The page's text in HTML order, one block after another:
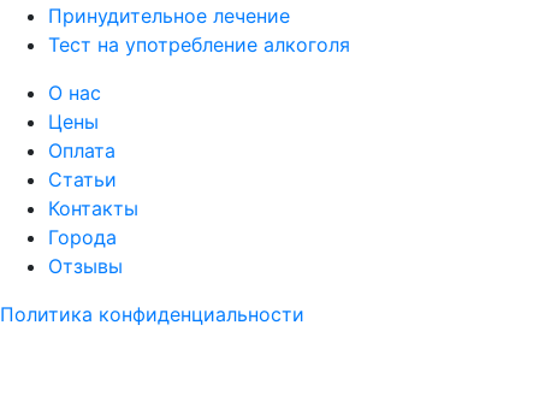
Принудительное лечение
Тест на употребление алкоголя
О нас
Цены
Оплата
Статьи
Контакты
Города
Отзывы
Политика конфиденциальности